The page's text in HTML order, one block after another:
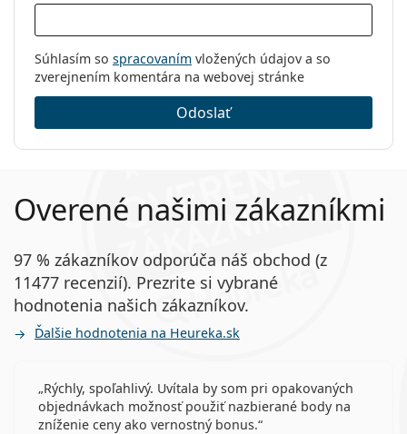
Súhlasím so spracovaním vložených údajov a so
zverejnením komentára na webovej stránke
Odoslať
Overené našimi zákazníkmi
97 % zákazníkov odporúča náš obchod (z
11477 recenzií). Prezrite si vybrané
hodnotenia našich zákazníkov.
Ďalšie hodnotenia na Heureka.sk
Rýchly, spoľahlivý. Uvítala by som pri opakovaných
objednávkach možnosť použiť nazbierané body na
zníženie ceny ako vernostný bonus.